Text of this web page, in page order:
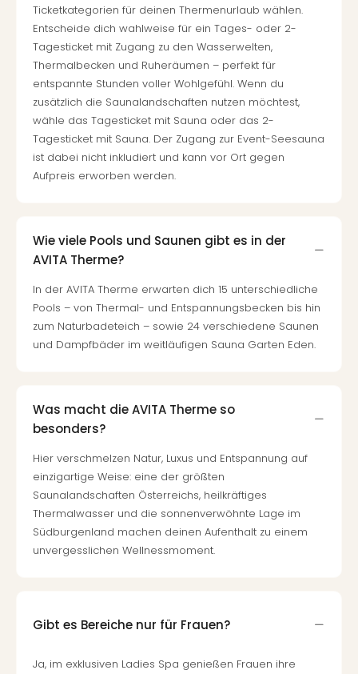
Ticketkategorien für deinen Thermenurlaub wählen.
Entscheide dich wahlweise für ein Tages- oder 2-
Tagesticket mit Zugang zu den Wasserwelten,
Thermalbecken und Ruheräumen – perfekt für
entspannte Stunden voller Wohlgefühl. Wenn du
zusätzlich die Saunalandschaften nutzen möchtest,
wähle das Tagesticket mit Sauna oder das 2-
Tagesticket mit Sauna. Der Zugang zur Event-Seesauna
ist dabei nicht inkludiert und kann vor Ort gegen
Aufpreis erworben werden.
Wie viele Pools und Saunen gibt es in der
AVITA Therme?
In der AVITA Therme erwarten dich 15 unterschiedliche
Pools – von Thermal- und Entspannungsbecken bis hin
zum Naturbadeteich – sowie 24 verschiedene Saunen
und Dampfbäder im weitläufigen Sauna Garten Eden.
Was macht die AVITA Therme so
besonders?
Hier verschmelzen Natur, Luxus und Entspannung auf
einzigartige Weise: eine der größten
Saunalandschaften Österreichs, heilkräftiges
Thermalwasser und die sonnenverwöhnte Lage im
Südburgenland machen deinen Aufenthalt zu einem
unvergesslichen Wellnessmoment.
Gibt es Bereiche nur für Frauen?
Ja, im exklusiven Ladies Spa genießen Frauen ihre